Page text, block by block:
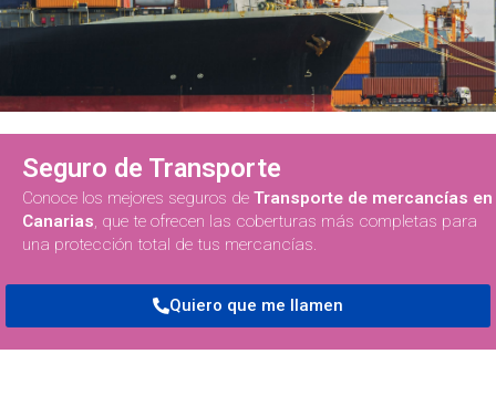
Seguro de Transporte
Conoce los mejores seguros de Transporte de mercancías en
Canarias, que te ofrecen las coberturas más completas para
una protección total de tus mercancías.
Quiero que me llamen